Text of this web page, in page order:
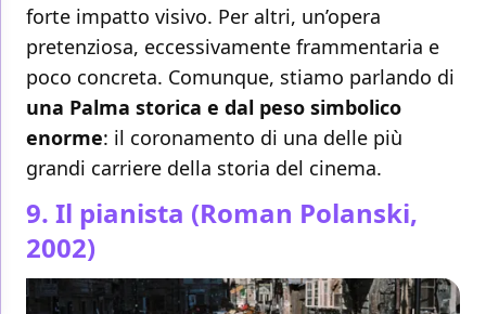
forte impatto visivo. Per altri, un’opera
pretenziosa, eccessivamente frammentaria e
poco concreta. Comunque, stiamo parlando di
una Palma storica e dal peso simbolico
enorme: il coronamento di una delle più
grandi carriere della storia del cinema.
9. Il pianista (Roman Polanski,
2002)